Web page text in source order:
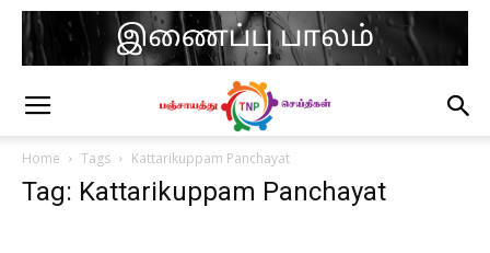
Home Tags Kattarikuppam Panchayat
Tag: Kattarikuppam Panchayat